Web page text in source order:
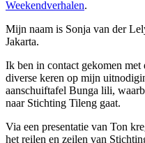
Weekendverhalen.
Mijn naam is Sonja van der
Jakarta.
Ik ben in contact gekomen
diverse keren op mijn
aanschuiftafel Bunga lili,
naar Stichting Tileng gaat.
Via een presentatie van Ton
het reilen en zeilen van